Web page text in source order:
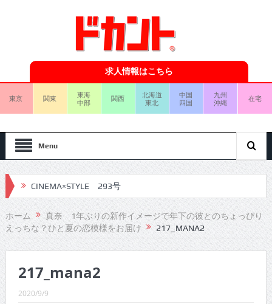
求人情報はこちら
東京 関東
東海
中部
関西
北海道
東北
中国
四国
九州
沖縄
在宅
Menu
CINEMA×STYLE 293号
CINEMA×STYLE 292号
CINEMA×STYLE 291号
CINEMA×STYLE 289号
ホーム
真奈 1年ぶりの新作イメージで年下の彼とのちょっぴり
えっちな？ひと夏の恋模様をお届け
217_MANA2
217_mana2
2020/9/9